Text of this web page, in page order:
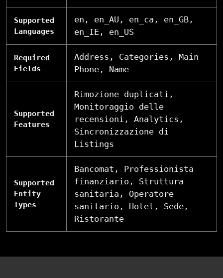
Supported
Languages
en, en_AU, en_ca, en_GB,
en_IE, en_US
Required
Fields
Address, Categories, Main
Phone, Name
Supported
Features
Rimozione duplicati,
Monitoraggio delle
recensioni, Analytics,
Sincronizzazione di
Listings
Supported
Entity
Types
Bancomat, Professionista
finanziario, Struttura
sanitaria, Operatore
sanitario, Hotel, Sede,
Ristorante